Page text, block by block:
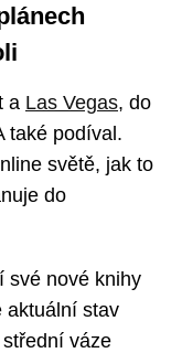
a Las Vegas, do
také podíval.
světě, jak to
do
své nové knihy
aktuální stav
váze